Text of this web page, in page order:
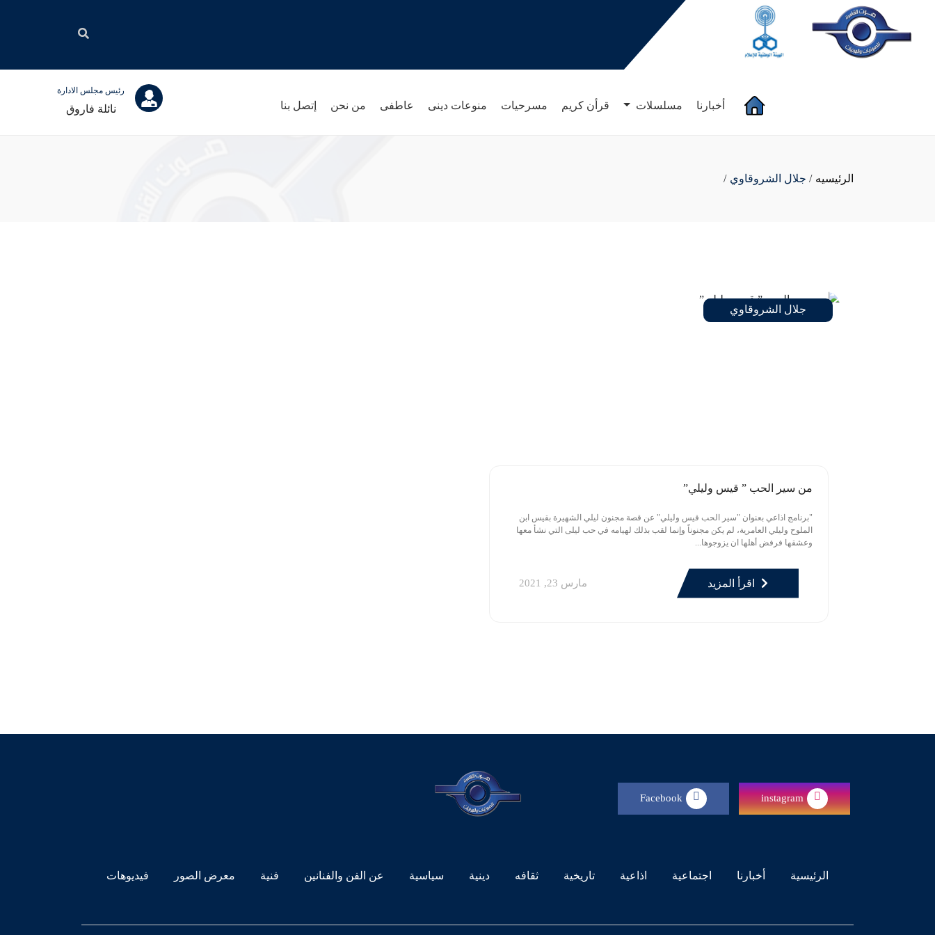
(current) أخبارنا مسلسلات قرأن كريم مسرحيات منوعات دينى عاطفى من نحن إتصل بنا
رئيس مجلس الادارة
نائلة فاروق
الرئيسيه / جلال الشروقاوي /
جلال الشروقاوي
من سير الحب ” قيس وليلي”
"برنامج اذاعي بعنوان "سير الحب قيس وليلي" عن قصة مجنون ليلي الشهيرة بقيس ابن
الملوح وليلي العامرية، لم يكن مجنوناً وإنما لقب بذلك لهيامه في حب ليلى التي نشأ معها
وعشقها فرفض أهلها ان يزوجوها...
اقرأ المزيد مارس 23, 2021
instagram
Facebook
الرئيسية أخبارنا اجتماعية اذاعية تاريخية ثقافه دينية سياسية عن الفن والفنانين فنية معرض الصور فيديوهات